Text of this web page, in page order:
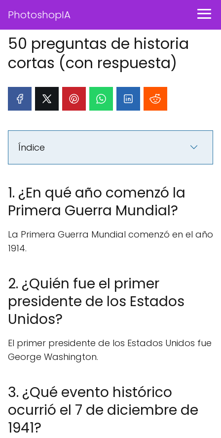
PhotoshopIA
50 preguntas de historia
cortas (con respuesta)
Índice
1. ¿En qué año comenzó la
Primera Guerra Mundial?
La Primera Guerra Mundial comenzó en el año
1914.
2. ¿Quién fue el primer
presidente de los Estados
Unidos?
El primer presidente de los Estados Unidos fue
George Washington.
3. ¿Qué evento histórico
ocurrió el 7 de diciembre de
1941?